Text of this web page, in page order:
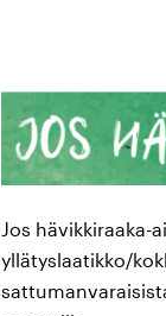
Jos hävikkiraaka-
yllätyslaatikko/